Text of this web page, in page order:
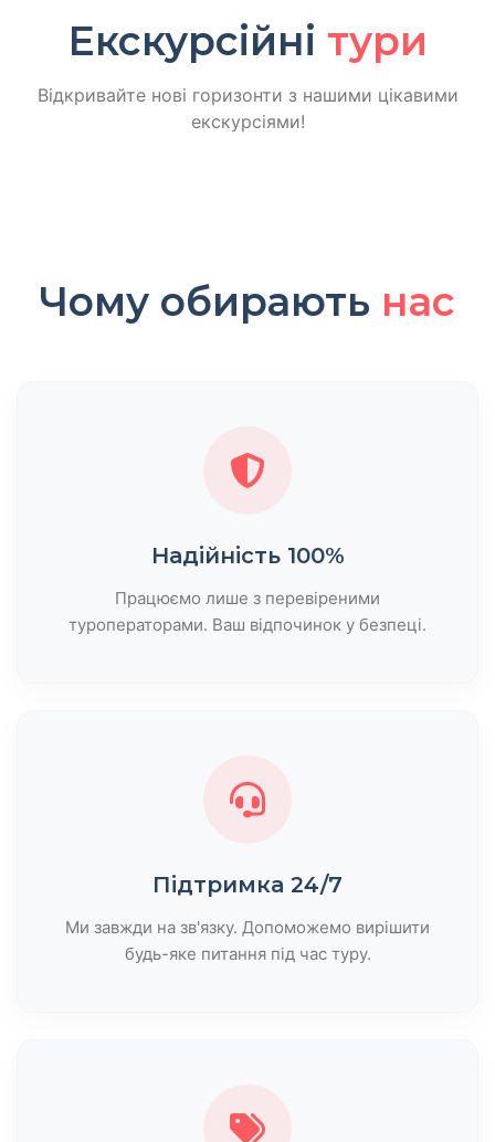
Екскурсійні тури
Відкривайте нові горизонти з нашими цікавими
екскурсіями!
Чому обирають нас
Надійність 100%
Працюємо лише з перевіреними
туроператорами. Ваш відпочинок у безпеці.
Підтримка 24/7
Ми завжди на зв'язку. Допоможемо вирішити
будь-яке питання під час туру.